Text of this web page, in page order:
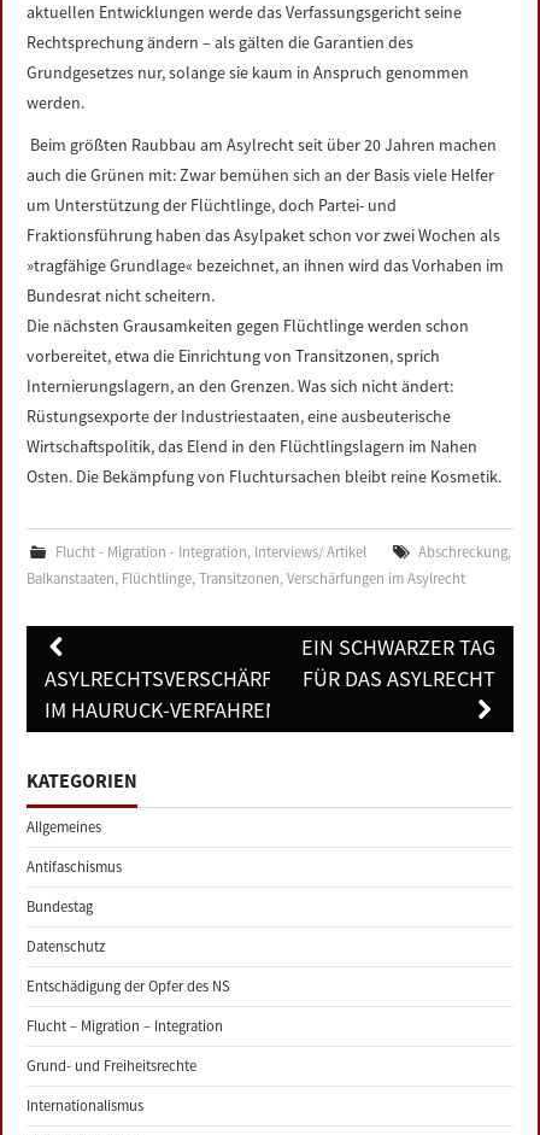
aktuellen Entwicklungen werde das Verfassungsgericht seine
Rechtsprechung ändern – als gälten die Garantien des
Grundgesetzes nur, solange sie kaum in Anspruch genommen
werden.
Beim größten Raubbau am Asylrecht seit über 20 Jahren machen
auch die Grünen mit: Zwar bemühen sich an der Basis viele Helfer
um Unterstützung der Flüchtlinge, doch Partei- und
Fraktionsführung haben das Asylpaket schon vor zwei Wochen als
»tragfähige Grundlage« bezeichnet, an ihnen wird das Vorhaben im
Bundesrat nicht scheitern.
Die nächsten Grausamkeiten gegen Flüchtlinge werden schon
vorbereitet, etwa die Einrichtung von Transitzonen, sprich
Internierungslagern, an den Grenzen. Was sich nicht ändert:
Rüstungsexporte der Industriestaaten, eine ausbeuterische
Wirtschaftspolitik, das Elend in den Flüchtlingslagern im Nahen
Osten. Die Bekämpfung von Fluchtursachen bleibt reine Kosmetik.
Flucht - Migration - Integration, Interviews/ Artikel Abschreckung,
Balkanstaaten, Flüchtlinge,Transitzonen,Verschärfungen im Asylrecht
Post
navigation
ASYLRECHTSVERSCHÄRFUNG
IM HAURUCK-VERFAHREN
EIN SCHWARZER TAG
FÜR DAS ASYLRECHT
KATEGORIEN
Allgemeines
Antifaschismus
Bundestag
Datenschutz
Entschädigung der Opfer des NS
Flucht – Migration – Integration
Grund- und Freiheitsrechte
Internationalismus